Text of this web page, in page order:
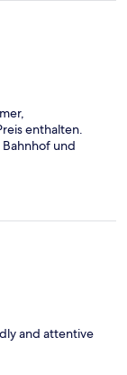
enthalten.
und
and attentive